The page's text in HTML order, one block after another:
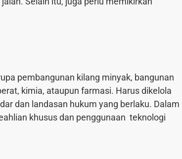
pembangunan kilang minyak, bangunan
kimia, ataupun farmasi. Harus dikelola
dan landasan hukum yang berlaku. Dalam
khusus dan penggunaan teknologi